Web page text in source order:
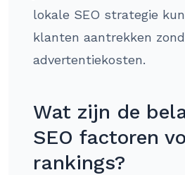
lokale SEO strategie
klanten aantrekken
advertentiekosten.
Wat zijn de
SEO factoren
rankings?